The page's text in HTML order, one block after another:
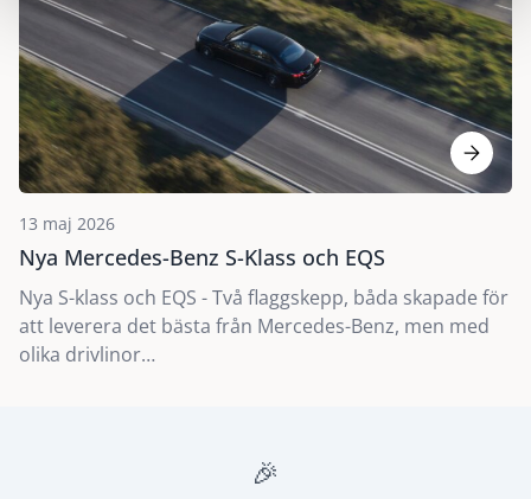
13 maj 2026
Nya Mercedes-Benz S-Klass och EQS
Nya S-klass och EQS - Två flaggskepp, båda skapade för
att leverera det bästa från Mercedes-Benz, men med
olika drivlinor…
🎉